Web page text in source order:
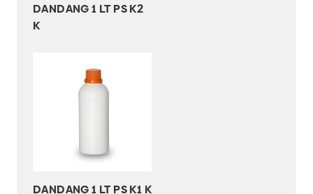
DANDANG 1 LT PS K2
K
DANDANG 1 LT PS K1 K